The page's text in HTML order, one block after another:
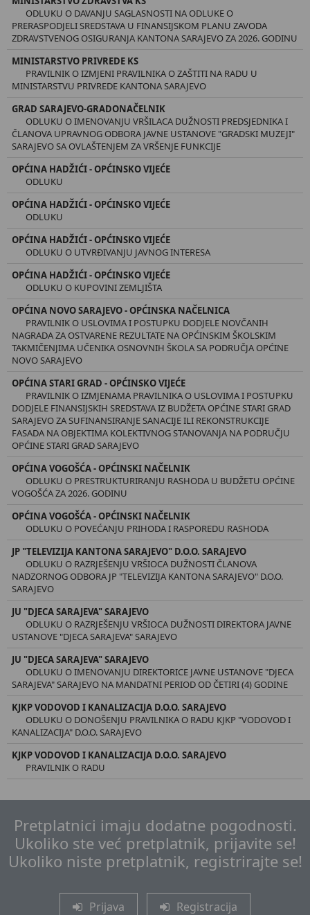
ODLUKU O DAVANJU SAGLASNOSTI NA ODLUKE O
PRERASPODJELI SREDSTAVA U FINANSIJSKOM PLANU ZAVODA
ZDRAVSTVENOG OSIGURANJA KANTONA SARAJEVO ZA 2026. GODINU
MINISTARSTVO PRIVREDE KS
PRAVILNIK O IZMJENI PRAVILNIKA O ZAŠTITI NA RADU U
MINISTARSTVU PRIVREDE KANTONA SARAJEVO
GRAD SARAJEVO-GRADONAČELNIK
ODLUKU O IMENOVANJU VRŠILACA DUŽNOSTI PREDSJEDNIKA I
ČLANOVA UPRAVNOG ODBORA JAVNE USTANOVE "GRADSKI MUZEJI"
SARAJEVO SA OVLAŠTENJEM ZA VRŠENJE FUNKCIJE
OPĆINA HADŽIĆI - OPĆINSKO VIJEĆE
ODLUKU
OPĆINA HADŽIĆI - OPĆINSKO VIJEĆE
ODLUKU
OPĆINA HADŽIĆI - OPĆINSKO VIJEĆE
ODLUKU O UTVRĐIVANJU JAVNOG INTERESA
OPĆINA HADŽIĆI - OPĆINSKO VIJEĆE
ODLUKU O KUPOVINI ZEMLJIŠTA
OPĆINA NOVO SARAJEVO - OPĆINSKA NAČELNICA
PRAVILNIK O USLOVIMA I POSTUPKU DODJELE NOVČANIH
NAGRADA ZA OSTVARENE REZULTATE NA OPĆINSKIM ŠKOLSKIM
TAKMIČENJIMA UČENIKA OSNOVNIH ŠKOLA SA PODRUČJA OPĆINE
NOVO SARAJEVO
OPĆINA STARI GRAD - OPĆINSKO VIJEĆE
PRAVILNIK O IZMJENAMA PRAVILNIKA O USLOVIMA I POSTUPKU
DODJELE FINANSIJSKIH SREDSTAVA IZ BUDŽETA OPĆINE STARI GRAD
SARAJEVO ZA SUFINANSIRANJE SANACIJE ILI REKONSTRUKCIJE
FASADA NA OBJEKTIMA KOLEKTIVNOG STANOVANJA NA PODRUČJU
OPĆINE STARI GRAD SARAJEVO
OPĆINA VOGOŠĆA - OPĆINSKI NAČELNIK
ODLUKU O PRESTRUKTURIRANJU RASHODA U BUDŽETU OPĆINE
VOGOŠĆA ZA 2026. GODINU
OPĆINA VOGOŠĆA - OPĆINSKI NAČELNIK
ODLUKU O POVEĆANJU PRIHODA I RASPOREDU RASHODA
JP "TELEVIZIJA KANTONA SARAJEVO" D.O.O. SARAJEVO
ODLUKU O RAZRJEŠENJU VRŠIOCA DUŽNOSTI ČLANOVA
NADZORNOG ODBORA JP "TELEVIZIJA KANTONA SARAJEVO" D.O.O.
SARAJEVO
JU "DJECA SARAJEVA" SARAJEVO
ODLUKU O RAZRJEŠENJU VRŠIOCA DUŽNOSTI DIREKTORA JAVNE
USTANOVE "DJECA SARAJEVA" SARAJEVO
JU "DJECA SARAJEVA" SARAJEVO
ODLUKU O IMENOVANJU DIREKTORICE JAVNE USTANOVE "DJECA
SARAJEVA" SARAJEVO NA MANDATNI PERIOD OD ČETIRI (4) GODINE
KJKP VODOVOD I KANALIZACIJA D.O.O. SARAJEVO
ODLUKU O DONOŠENJU PRAVILNIKA O RADU KJKP "VODOVOD I
KANALIZACIJA" D.O.O. SARAJEVO
KJKP VODOVOD I KANALIZACIJA D.O.O. SARAJEVO
PRAVILNIK O RADU
Pretplatnici imaju dodatne pogodnosti.
Ukoliko ste već pretplatnik, prijavite se!
Ukoliko niste pretplatnik, registrirajte se!
Prijava Registracija